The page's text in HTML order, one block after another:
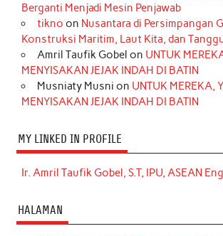
Berganti Menjadi Mesin Penjawab
tikno on Nusantara di Persimpangan
Konstruksi Maritim, Laut Kita, dan
Amril Taufik Gobel on UNTUK
MENYISAKAN JEJAK INDAH DI BATIN
Musniaty Musni on UNTUK MEREKA,
MENYISAKAN JEJAK INDAH DI BATIN
MY LINKED IN PROFILE
Ir. Amril Taufik Gobel, S.T, IPU, ASEAN
HALAMAN